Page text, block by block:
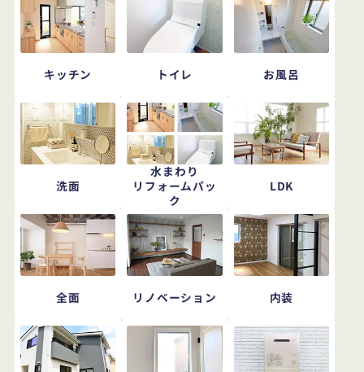
キッチン トイレ お風呂
洗面
水まわり
リフォームパッ
ク
LDK
全面 リノベーション 内装